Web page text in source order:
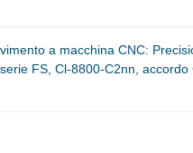
a macchina CNC:
FS, Cl-8800-C2nn,